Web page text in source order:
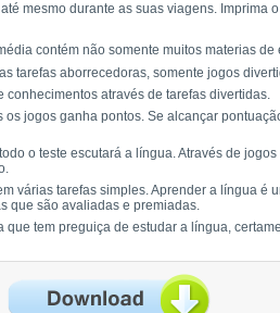
mesmo durante as suas viagens. Imprima
contém não somente muitos materias
tarefas aborrecedoras, somente jogos
conhecimentos através de tarefas divertidas.
os jogos ganha pontos. Se alcançar
o teste escutará a língua. Através de
várias tarefas simples. Aprender a língua é
que são avaliadas e premiadas.
que tem preguiça de estudar a língua,